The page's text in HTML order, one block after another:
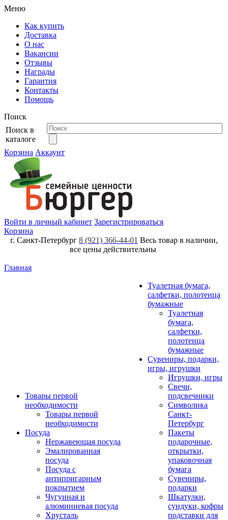
Меню
Как купить
Доставка
О нас
Вакансии
Отзывы
Награды
Гарантия
Контакты
Помощь
Поиск
Поиск в
каталоге
Корзина Аккаунт
Войти в личный кабинет Зарегистрироваться
Корзина
г. Санкт-Петербург 8 (921) 366-44-01 Весь товар в наличии,
все цены действительны
Главная
Товары первой
необходимости
Товары первой
необходимости
Посуда
Нержавеющая посуда
Эмалированная
посуда
Посуда с
антипригарным
покрытием
Чугунная и
алюминиевая посуда
Хрусталь
Туалетная бумага,
салфетки, полотенца
бумажные
Туалетная
бумага,
салфетки,
полотенца
бумажные
Сувениры, подарки,
игры, игрушки
Игрушки, игры
Свечи,
подсвечники
Символика
Санкт-
Петербург
Пакеты
подарочные,
открытки,
упаковочная
бумага
Сувениры,
подарки
Шкатулки,
сундуки, кофры
подставки для